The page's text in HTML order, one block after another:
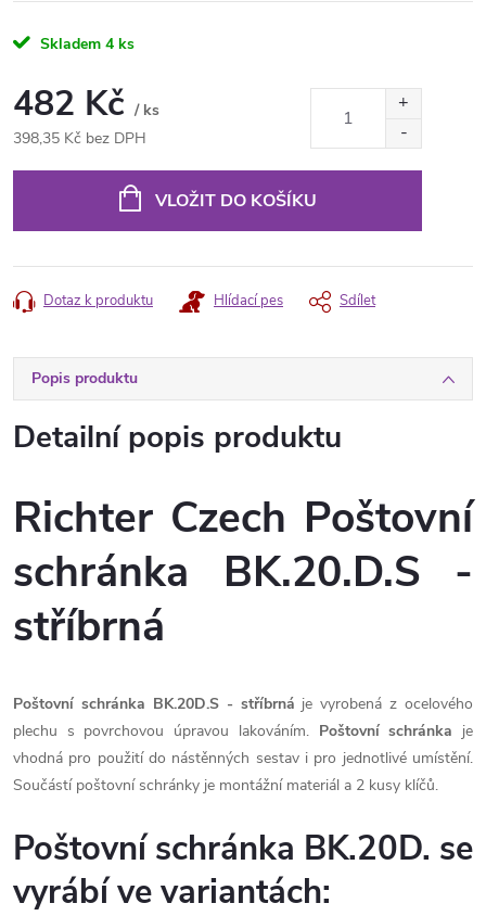
Skladem 4 ks
482 Kč / ks
398,35 Kč bez DPH
VLOŽIT DO KOŠÍKU
Dotaz k produktu Hlídací pes Sdílet
Popis produktu
Detailní popis produktu
Richter Czech Poštovní
schránka BK.20.D.S -
stříbrná
Poštovní schránka BK.20D.S - stříbrná je vyrobená z ocelového
plechu s povrchovou úpravou lakováním. Poštovní schránka je
vhodná pro použití do nástěnných sestav i pro jednotlivé umístění.
Součástí poštovní schránky je montážní materiál a 2 kusy klíčů.
Poštovní schránka BK.20D. se
vyrábí ve variantách: